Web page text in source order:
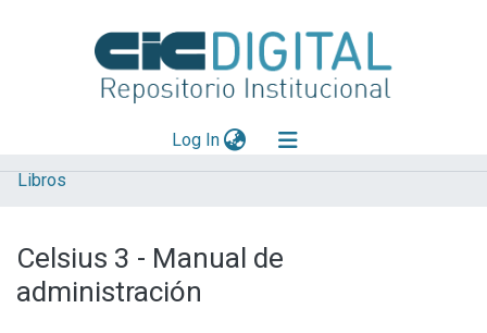
Log In(current)
Explorar
Aportar material
Libros
Celsius 3 - Manual de
administración